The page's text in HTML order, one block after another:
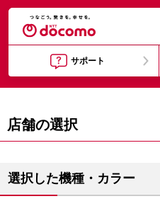
サポート
店舗の選択
選択した機種・カラー